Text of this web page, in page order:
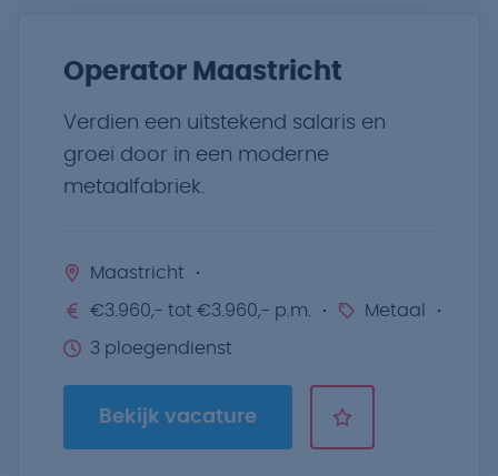
Operator Maastricht
Verdien een uitstekend salaris en
groei door in een moderne
metaalfabriek.
Maastricht
€3.960,- tot €3.960,- p.m. Metaal
3 ploegendienst
Bekijk vacature